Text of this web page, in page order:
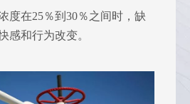
度在25％到30％之间时，缺
感和行为改变。